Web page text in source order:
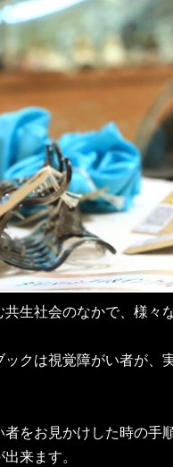
共生社会のなかで、様々
ックは視覚障がい者が、
者をお見かけした時の手
来ます。